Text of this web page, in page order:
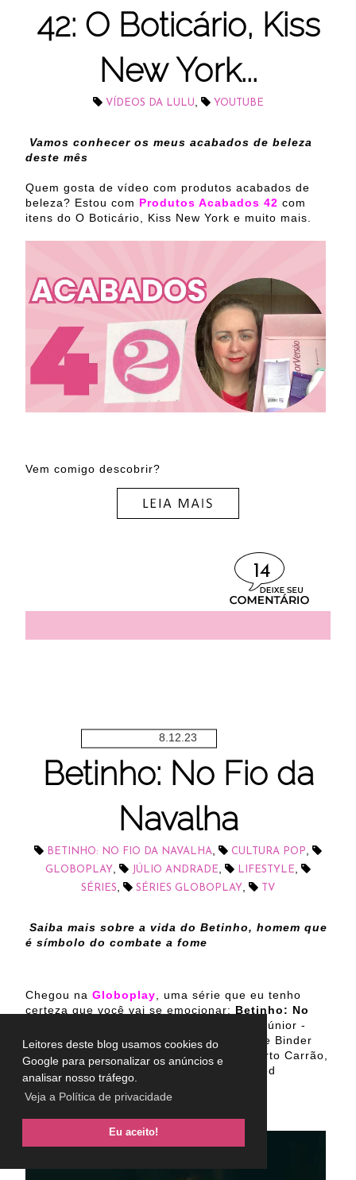
Leitores deste blog usamos cookies do
Google para personalizar os anúncios e
analisar nosso tráfego.
Veja a Política de privacidade
Eu aceito!
42: O Boticário, Kiss
New York...
VÍDEOS DA LULU YOUTUBE
Vamos conhecer os meus acabados de beleza
deste mês
Quem gosta de vídeo com produtos acabados de
beleza? Estou com Produtos Acabados 42 com
itens do O Boticário, Kiss New York e muito mais.
Vem comigo descobrir?
14
8.12.23
Betinho: No Fio da
Navalha
BETINHO: NO FIO DA NAVALHA CULTURA POP
GLOBOPLAY JÚLIO ANDRADE LIFESTYLE
SÉRIES SÉRIES GLOBOPLAY TV
Saiba mais sobre a vida do Betinho, homem que
é símbolo do combate a fome
Chegou na Globoplay , uma série que eu tenho
certeza que você vai se emocionar: Betinho: No
, criado por José Júnior -
fundador do Afro reggae - de André Felipe Binder
com Júlio Andrade, Leandra Leal, Humberto Carrão,
Andreia Horta, Filipe Bragança, Mouhamed
Harfouch, dentre outros.